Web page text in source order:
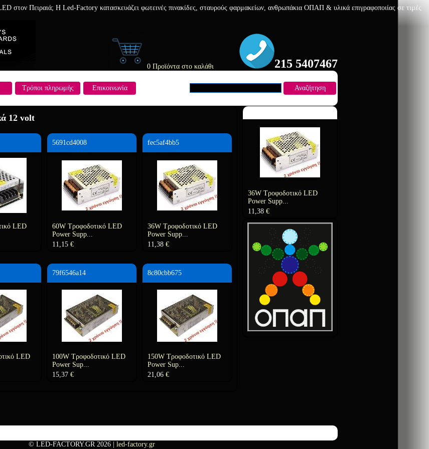
στον Πειραιά; Η Led-Factory κατασκευάζει φωτεινές πινακίδες, σταυρούς φαρμακείων, ανθρωπάκια ΟΠΑΠ & υλικά επιγραφοποιίας σε τιμές
0 Προϊόντα στο καλάθι 215 5407467
Τρόποι πληρωμής Επικοινωνία Αναζήτηση
12 volt
LED
5691cd4008
60W Τροφοδοτικό LED
Power Supp...
11,15 €
fec5af4bb5
36W Τροφοδοτικό LED
Power Supp...
11,38 €
LED
79f6546a14
100W Τροφοδοτικό LED
Power Sup...
15,37 €
8c80cbb675
150W Τροφοδοτικό LED
Power Sup...
21,06 €
36W Τροφοδοτικό LED
Power Supp...
11,38 €
© LED-FACTORY.GR 2026 led-factory.gr